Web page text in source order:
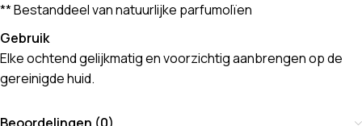
** Bestanddeel van natuurlijke parfumolïen
Gebruik
Elke ochtend gelijkmatig en voorzichtig aanbrengen op de
gereinigde huid.